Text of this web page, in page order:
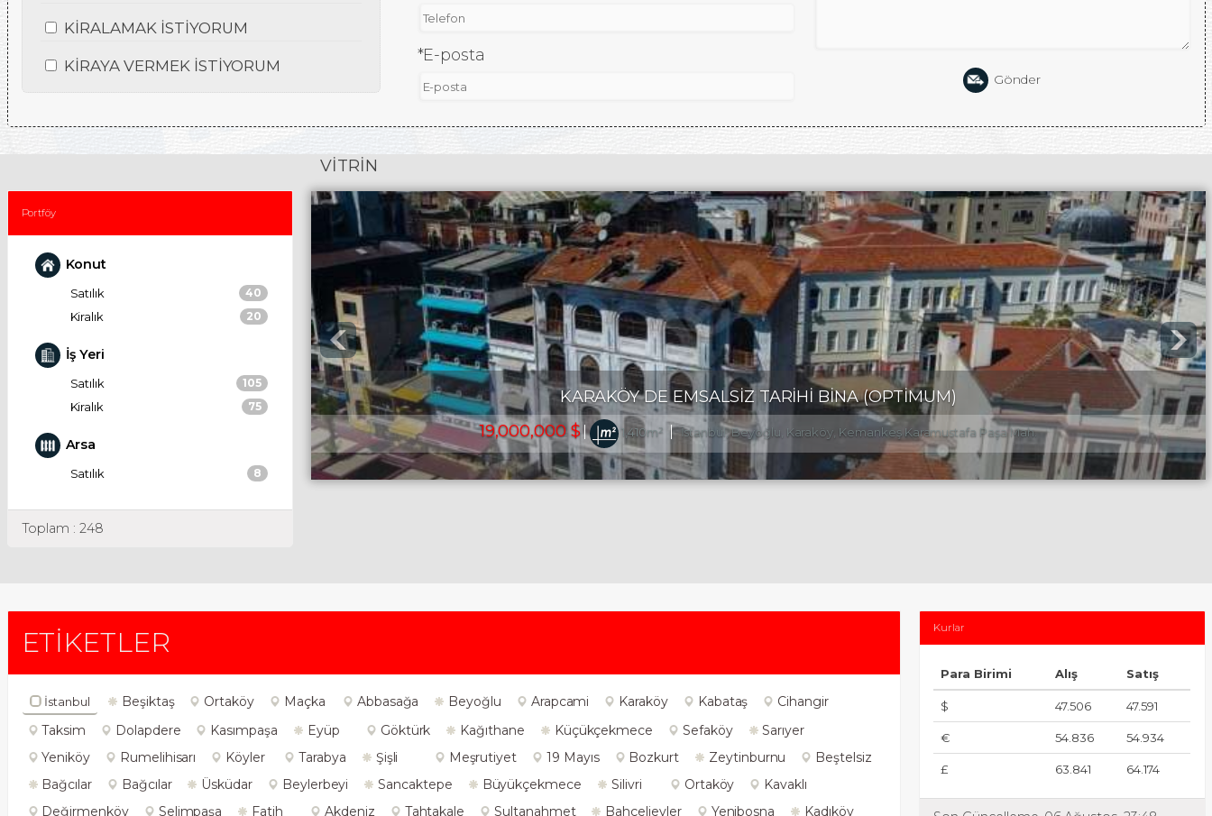
KİRALAMAK İSTİYORUM
KİRAYA VERMEK İSTİYORUM
*E-posta
Gönder
Portföy
Konut
Satılık 40
Kiralık 20
İş Yeri
Satılık 105
Kiralık 75
Arsa
Satılık 8
Toplam : 248
VİTRİN
KARAKÖY DE EMSALSİZ TARİHİ BİNA (OPTİMUM)
19,000,000 $ 1,410m² İstanbul, Beyoğlu, Karaköy, Kemankeş Karamustafa Paşa Mah.
ETİKETLER
İstanbul Beşiktaş Ortaköy Maçka Abbasağa Beyoğlu Arapcami Karaköy Kabataş
Cihangir
Taksim
Dolapdere Kasımpaşa Eyüp Göktürk Kağıthane Küçükçekmece Sefaköy
Sarıyer
Yeniköy
Rumelihisarı Köyler Tarabya Şişli Meşrutiyet 19 Mayıs Bozkurt Zeytinburnu
Beştelsiz
Bağcılar
Bağcılar Üsküdar Beylerbeyi Sancaktepe Büyükçekmece Silivri Ortaköy
Kavaklı
Değirmenköy
Selimpaşa Fatih Akdeniz Tahtakale Sultanahmet Bahçelievler Yenibosna Kadıköy
Kurlar
Para Birimi Alış Satış
$ 47.506 47.591
€ 54.836 54.934
£ 63.841 64.174